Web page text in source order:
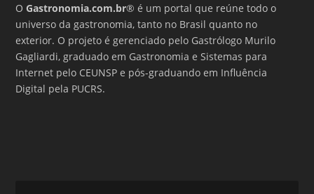
OGastronomia.com.br® é um portal que reúne todo o
universo da gastronomia, tanto no Brasil quanto no
exterior. O projeto é gerenciado pelo Gastrólogo Murilo
Gagliardi, graduado em Gastronomia e Sistemas para
Internet pelo CEUNSP e pós-graduando em Influência
Digital pela PUCRS.